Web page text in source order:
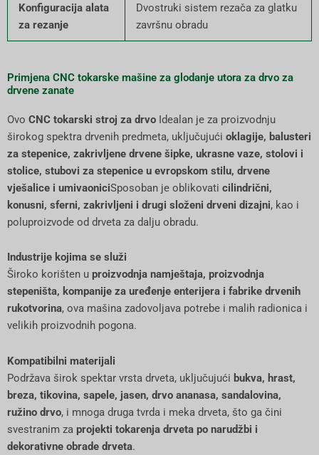
Konfiguracija alata
za rezanje
Dvostruki sistem rezača za glatku
završnu obradu
Primjena CNC tokarske mašine za glodanje utora za drvo za
drvene zanate
Ovo CNC tokarski stroj za drvo Idealan je za proizvodnju
širokog spektra drvenih predmeta, uključujući oklagije, balusteri
za stepenice, zakrivljene drvene šipke, ukrasne vaze, stolovi i
stolice, stubovi za stepenice u evropskom stilu, drvene
vješalice i umivaoniciSposoban je oblikovati cilindrični,
konusni, sferni, zakrivljeni i drugi složeni drveni dizajni, kao i
poluproizvode od drveta za dalju obradu.
Industrije kojima se služi
Široko korišten u proizvodnja namještaja, proizvodnja
stepeništa, kompanije za uređenje enterijera i fabrike drvenih
rukotvorina, ova mašina zadovoljava potrebe i malih radionica i
velikih proizvodnih pogona.
Kompatibilni materijali
Podržava širok spektar vrsta drveta, uključujući bukva, hrast,
breza, tikovina, sapele, jasen, drvo ananasa, sandalovina,
ružino drvo, i mnoga druga tvrda i meka drveta, što ga čini
svestranim za projekti tokarenja drveta po narudžbi i
dekorativne obrade drveta.